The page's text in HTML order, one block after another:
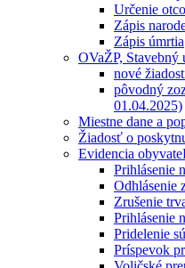
Určenie
Zápis
Zápis úmrtia
OVaŽP, Stavebný
nové
pôvodný
01.04.2025)
Miestne dane a
Žiadosť o
Evidencia
Prihlásenie
Odhlásenie
Zrušenie
Prihlásenie
Pridelenie
Príspevok